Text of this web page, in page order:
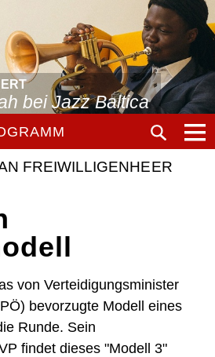
bei Jazz Baltica
FREIWILLIGENHEER
von Verteidigungsminister
bevorzugte Modell eines
Runde. Sein
findet dieses "Modell 3"